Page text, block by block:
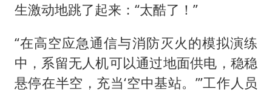
生激动地跳了起来：“太酷了！”
“在高空应急通信与消防灭火的模拟演练
中，系留无人机可以通过地面供电，稳稳
悬停在半空，充当‘空中基站。’”工作人员